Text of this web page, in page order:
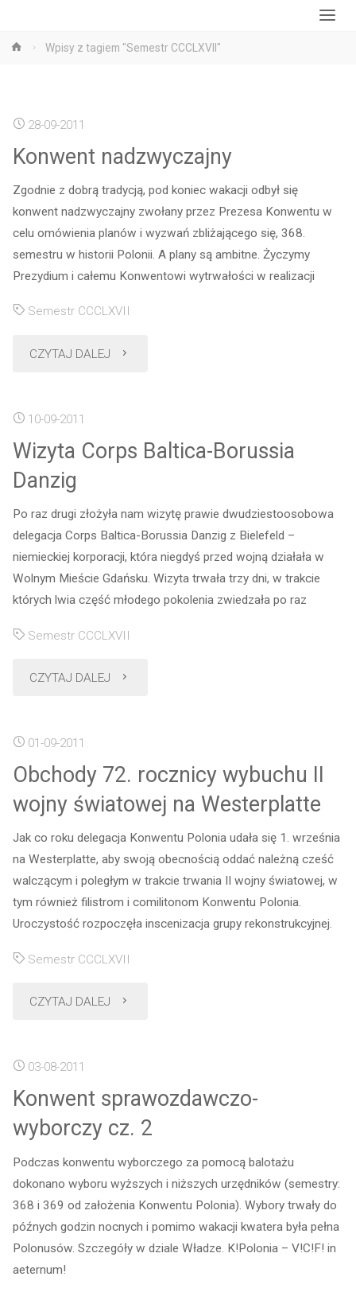
StronaWpisy z tagiem "Semestr CCCLXVII"
28-09-2011
Konwent nadzwyczajny
Zgodnie z dobrą tradycją, pod koniec wakacji odbył się
konwent nadzwyczajny zwołany przez Prezesa Konwentu w
celu omówienia planów i wyzwań zbliżającego się, 368.
semestru w historii Polonii. A plany są ambitne. Życzymy
Prezydium i całemu Konwentowi wytrwałości w realizacji
Semestr CCCLXVII
CZYTAJ DALEJ "Konwent
10-09-2011
Wizyta Corps Baltica-Borussia
Danzig
Po raz drugi złożyła nam wizytę prawie dwudziestoosobowa
delegacja Corps Baltica-Borussia Danzig z Bielefeld –
niemieckiej korporacji, która niegdyś przed wojną działała w
Wolnym Mieście Gdańsku. Wizyta trwała trzy dni, w trakcie
których lwia część młodego pokolenia zwiedzała po raz
Semestr CCCLXVII
CZYTAJ DALEJ "Wizyta
Borussia
01-09-2011
Obchody 72. rocznicy wybuchu II
wojny światowej na Westerplatte
Jak co roku delegacja Konwentu Polonia udała się 1. września
na Westerplatte, aby swoją obecnością oddać należną cześć
walczącym i poległym w trakcie trwania II wojny światowej, w
tym również filistrom i comilitonom Konwentu Polonia.
Uroczystość rozpoczęła inscenizacja grupy rekonstrukcyjnej.
Semestr CCCLXVII
CZYTAJ DALEJ "Obchody
wybuchu
wojny
światowej
na
03-08-2011
Konwent sprawozdawczo-
wyborczy cz. 2
Podczas konwentu wyborczego za pomocą balotażu
dokonano wyboru wyższych i niższych urzędników (semestry:
368 i 369 od założenia Konwentu Polonia). Wybory trwały do
późnych godzin nocnych i pomimo wakacji kwatera była pełna
Polonusów. Szczegóły w dziale Władze. K!Polonia – V!C!F! in
aeternum!